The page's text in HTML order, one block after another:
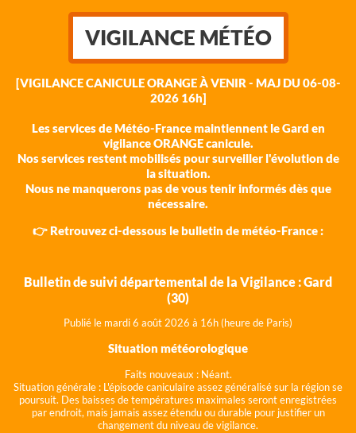
VIGILANCE MÉTÉO
[VIGILANCE CANICULE ORANGE À VENIR - MAJ DU 06-08-
2026 16h]
Les services de Météo-France maintiennent le Gard en
vigilance ORANGE canicule.
Nos services restent mobilisés pour surveiller l'évolution de
la situation.
Nous ne manquerons pas de vous tenir informés dès que
nécessaire.
👉 Retrouvez ci-dessous le bulletin de météo-France :
Bulletin de suivi départemental de la Vigilance : Gard
(30)
Publié le mardi 6 août 2026 à 16h (heure de Paris)
Situation météorologique
Faits nouveaux : Néant.
Situation générale : L'épisode caniculaire assez généralisé sur la région se
poursuit. Des baisses de températures maximales seront enregistrées
par endroit, mais jamais assez étendu ou durable pour justifier un
changement du niveau de vigilance.